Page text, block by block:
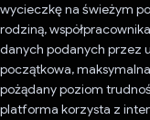
wycieczkę na świeżym
rodziną,
danych podanych przez
początkowa,
pożądany poziom
platforma korzysta z